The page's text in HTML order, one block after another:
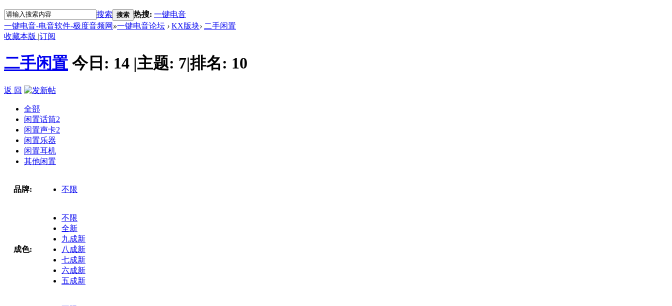
搜索 搜索 热搜: 一键电音
一键电音-电音软件-极度音频网 »一键电音论坛 › KX版块› 二手闲置
收藏本版 |订阅
二手闲置 今日: 14 |主题: 7|排名: 10
返 回
全部
闲置话筒2
闲置声卡2
闲置乐器
闲置耳机
其他闲置
品牌: 不限
成色:
不限
全新
九成新
八成新
七成新
六成新
五成新